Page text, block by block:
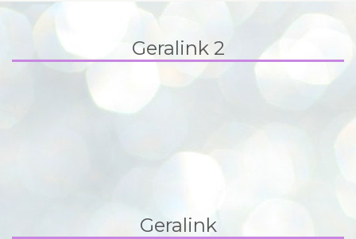
Geralink 2
Geralink